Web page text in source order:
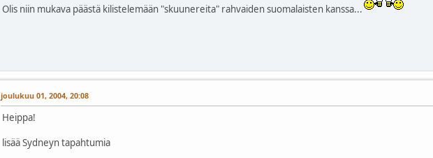
Olis niin mukava päästä kilistelemään "skuunereita" rahvaiden suomalaisten kanssa...
joulukuu 01, 2004, 20:08
Heippa!
lisää Sydneyn tapahtumia